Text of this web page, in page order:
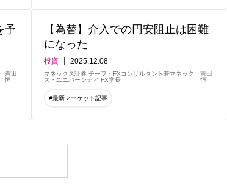
予
吉田
恒
【為替】介入での円安阻止は困難
になった
投資 2025.12.08
マネックス証券 チーフ・FXコンサルタント兼マネック
ス・ユニバーシティ FX学長
吉田
恒
#最新マーケット記事